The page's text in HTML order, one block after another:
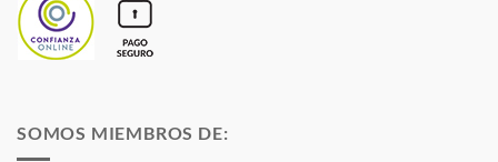
SOMOS MIEMBROS DE: